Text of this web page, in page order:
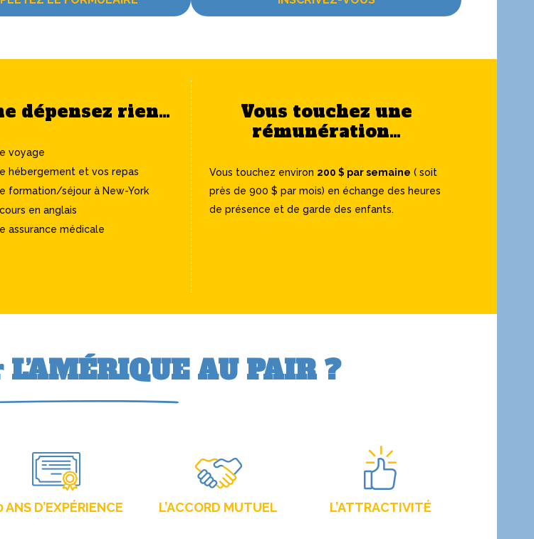
dépensez rien…
voyage
hébergement et vos repas
formation/séjour à New-York
en anglais
assurance médicale
Vous touchez une
rémunération…
Vous touchez environ 200 $ par semaine ( soit
près de 900 $ par mois) en échange des heures
de présence et de garde des enfants.
AU PAIR ?
ANS D’EXPÉRIENCE L’ACCORD MUTUEL L’ATTRACTIVITÉ